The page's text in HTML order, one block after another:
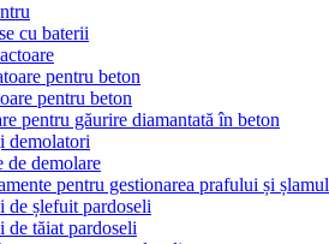
cu baterii
pentru beton
pentru beton
pentru găurire diamantată în beton
demolatori
de demolare
pentru gestionarea prafului și
de șlefuit pardoseli
de tăiat pardoseli